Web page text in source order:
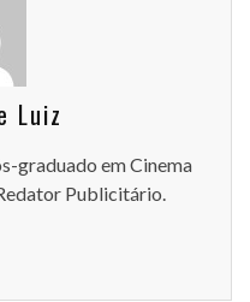
Luiz
graduado em Cinema
Publicitário.